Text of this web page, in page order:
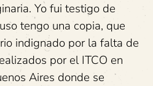
Yo fui testigo de
tengo una copia, que
indignado por la falta de
por el ITCO en
Aires donde se